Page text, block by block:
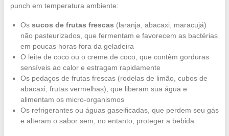
punch em temperatura ambiente:
Os sucos de frutas frescas (laranja, abacaxi, maracujá)
não pasteurizados, que fermentam e favorecem as bactérias
em poucas horas fora da geladeira
O leite de coco ou o creme de coco, que contêm gorduras
sensíveis ao calor e estragam rapidamente
Os pedaços de frutas frescas (rodelas de limão, cubos de
abacaxi, frutas vermelhas), que liberam sua água e
alimentam os micro-organismos
Os refrigerantes ou águas gaseificadas, que perdem seu gás
e alteram o sabor sem, no entanto, proteger a bebida